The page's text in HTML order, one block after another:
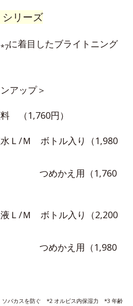
リーズ
*7に着目したブライトニング
アップ＞
料 （1,760円）
水Ｌ/Ｍ ボトル入り（1,980
かえ用（1,760
液Ｌ/Ｍ ボトル入り（2,200
かえ用（1,980
ソバカスを防ぐ *2 オルビス内保湿力 *3 年齢